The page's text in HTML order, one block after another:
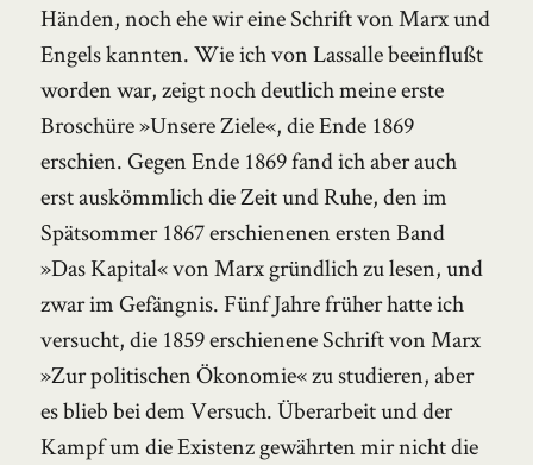
Händen, noch ehe wir eine Schrift von Marx und
Engels kannten. Wie ich von Lassalle beeinflußt
worden war, zeigt noch deutlich meine erste
Broschüre »Unsere Ziele«, die Ende 1869
erschien. Gegen Ende 1869 fand ich aber auch
erst auskömmlich die Zeit und Ruhe, den im
Spätsommer 1867 erschienenen ersten Band
»Das Kapital« von Marx gründlich zu lesen, und
zwar im Gefängnis. Fünf Jahre früher hatte ich
versucht, die 1859 erschienene Schrift von Marx
»Zur politischen Ökonomie« zu studieren, aber
es blieb bei dem Versuch. Überarbeit und der
Kampf um die Existenz gewährten mir nicht die